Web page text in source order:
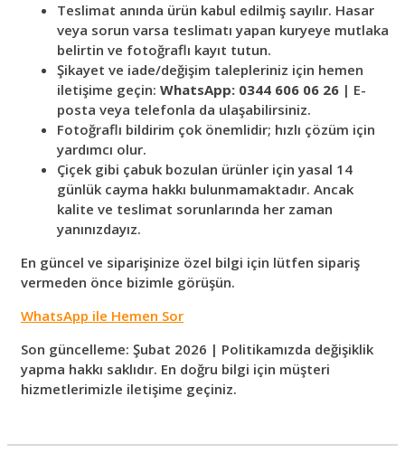
Teslimat anında ürün kabul edilmiş sayılır. Hasar
veya sorun varsa teslimatı yapan kuryeye mutlaka
belirtin ve fotoğraflı kayıt tutun.
Şikayet ve iade/değişim talepleriniz için hemen
iletişime geçin: WhatsApp: 0344 606 06 26 | E-
posta veya telefonla da ulaşabilirsiniz.
Fotoğraflı bildirim çok önemlidir; hızlı çözüm için
yardımcı olur.
Çiçek gibi çabuk bozulan ürünler için yasal 14
günlük cayma hakkı bulunmamaktadır. Ancak
kalite ve teslimat sorunlarında her zaman
yanınızdayız.
En güncel ve siparişinize özel bilgi için lütfen sipariş
vermeden önce bizimle görüşün.
WhatsApp ile Hemen Sor
Son güncelleme: Şubat 2026 | Politikamızda değişiklik
yapma hakkı saklıdır. En doğru bilgi için müşteri
hizmetlerimizle iletişime geçiniz.